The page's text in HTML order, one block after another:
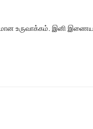
உருவாக்கம். இனி